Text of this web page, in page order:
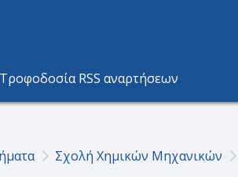
Τροφοδοσία RSS αναρτήσεων
Σχολή Χημικών Μηχανικών
μαθήματος